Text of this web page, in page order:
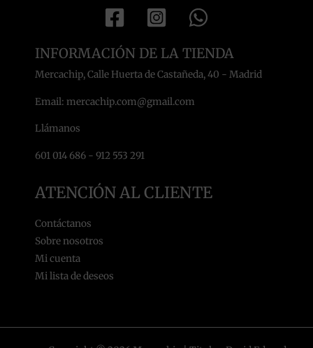
INFORMACIÓN DE LA TIENDA
Mercachip, Calle Huerta de Castañeda, 40 - Madrid
Email: mercachip.com@gmail.com
Llámanos
601 014 686 - 912 553 291
ATENCIÓN AL CLIENTE
Contáctanos
Sobre nosotros
Mi cuenta
Mi lista de deseos